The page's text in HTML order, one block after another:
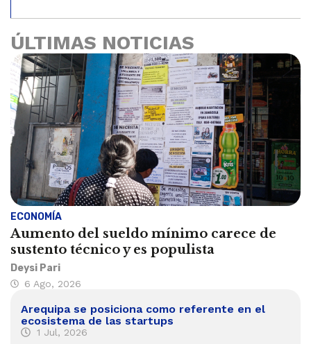
ÚLTIMAS NOTICIAS
ECONOMÍA
Aumento del sueldo mínimo carece de
sustento técnico y es populista
Deysi Pari
6 Ago, 2026
Arequipa se posiciona como referente en el
ecosistema de las startups
1 Jul, 2026